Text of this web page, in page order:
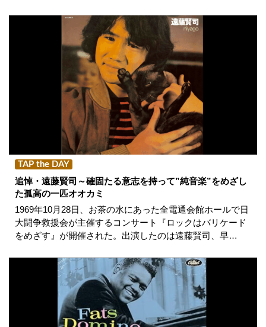
TAP the DAY
追悼・遠藤賢司～確固たる意志を持って”純音楽”をめざし
た孤高の一匹オオカミ
1969年10月28日、お茶の水にあった全電通会館ホールで日
大闘争救援会が主催するコンサート『ロックはバリケード
をめざす』が開催された。出演したのは遠藤賢司、早…